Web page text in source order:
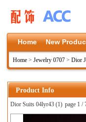
Home New
Home > Jewelry 0707 > Dior
Product Info
Dior Suits 04lyr43 (1) page 1 /